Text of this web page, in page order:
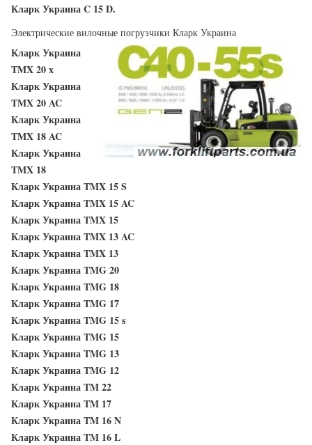
Кларк Украина C 15 D.
Электрические вилочные погрузчики Кларк Украина
Кларк Украина
TMX 20 x
Кларк Украина
TMX 20 AC
Кларк Украина
TMX 18 AC
Кларк Украина
TMX 18
Кларк Украина TMX 15 S
Кларк Украина TMX 15 AC
Кларк Украина TMX 15
Кларк Украина TMX 13 AC
Кларк Украина TMX 13
Кларк Украина TMG 20
Кларк Украина TMG 18
Кларк Украина TMG 17
Кларк Украина TMG 15 s
Кларк Украина TMG 15
Кларк Украина TMG 13
Кларк Украина TMG 12
Кларк Украина TM 22
Кларк Украина TM 17
Кларк Украина TM 16 N
Кларк Украина TM 16 L